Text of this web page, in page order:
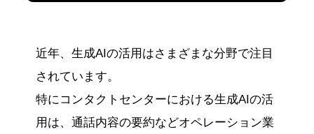
近年、生成AIの活用はさまざまな分野で注目
されています。
特にコンタクトセンターにおける生成AIの活
用は、通話内容の要約などオペレーション業